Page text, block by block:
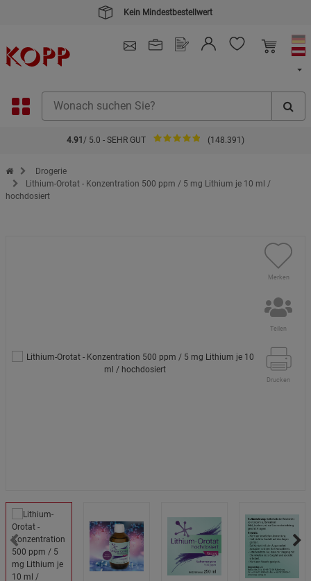
Kein Mindestbestellwert
4.91 / 5.0 - SEHR GUT (148.391)
Zur Startseite des Kopp Verlag Online-Shop
Drogerie
Lithium-Orotat - Konzentration 500 ppm / 5 mg Lithium je 10 ml /
hochdosiert
Merken
Teilen
Drucken